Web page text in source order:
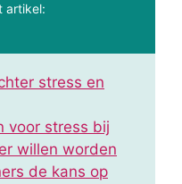
artikel:
stress en
voor stress bij
willen worden
de kans op